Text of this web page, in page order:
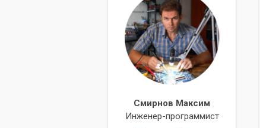
Смирнов Максим
Инженер-программист